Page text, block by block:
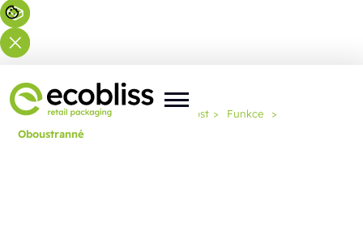
Nacházíte se zde: Domů Odbornost > Funkce
>
Oboustranné